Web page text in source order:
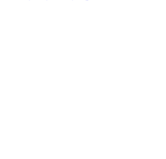
con efectivo en tu tienda más